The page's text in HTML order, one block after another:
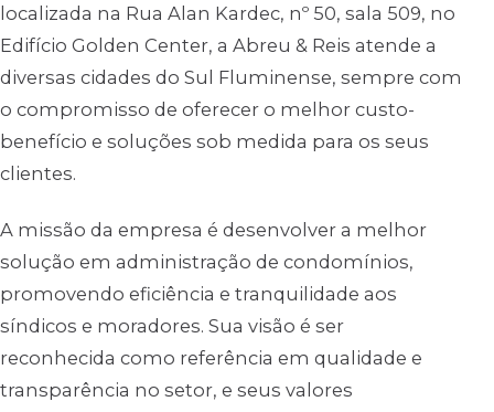
localizada na Rua Alan Kardec, nº 50, sala 509, no
Edifício Golden Center, a Abreu & Reis atende a
diversas cidades do Sul Fluminense, sempre com
o compromisso de oferecer o melhor custo-
benefício e soluções sob medida para os seus
clientes.
A missão da empresa é desenvolver a melhor
solução em administração de condomínios,
promovendo eficiência e tranquilidade aos
síndicos e moradores. Sua visão é ser
reconhecida como referência em qualidade e
transparência no setor, e seus valores